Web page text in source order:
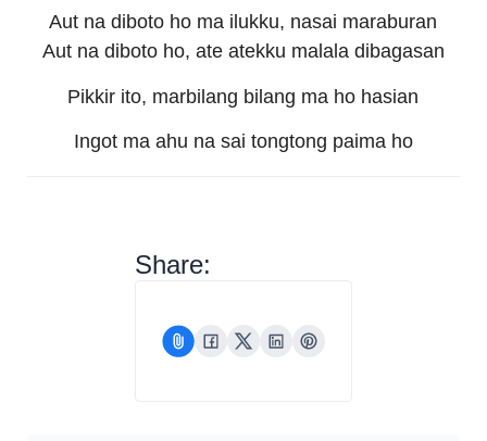
Aut na diboto ho ma ilukku, nasai maraburan
Aut na diboto ho, ate atekku malala dibagasan
Pikkir ito, marbilang bilang ma ho hasian
Ingot ma ahu na sai tongtong paima ho
Share: